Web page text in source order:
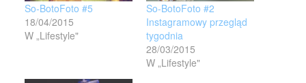
So-BotoFoto #5
18/04/2015
W „Lifestyle"
So-BotoFoto #2
Instagramowy przegląd
tygodnia
28/03/2015
W „Lifestyle"